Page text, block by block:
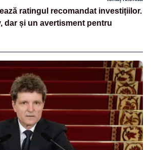
ratingul recomandat investițiilor.
dar și un avertisment pentru